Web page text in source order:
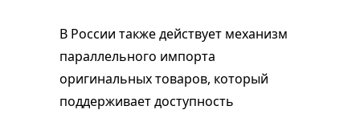
В России также действует механизм
параллельного импорта
оригинальных товаров, который
поддерживает доступность